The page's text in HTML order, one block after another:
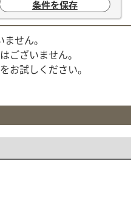
条件を保存
せん。
ございません。
お試しください。